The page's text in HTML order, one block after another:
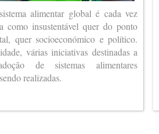
alimentar global é cada vez
como insustentável quer do ponto
quer socioeconómico e político.
várias iniciativas destinadas a
de sistemas alimentares
realizadas.